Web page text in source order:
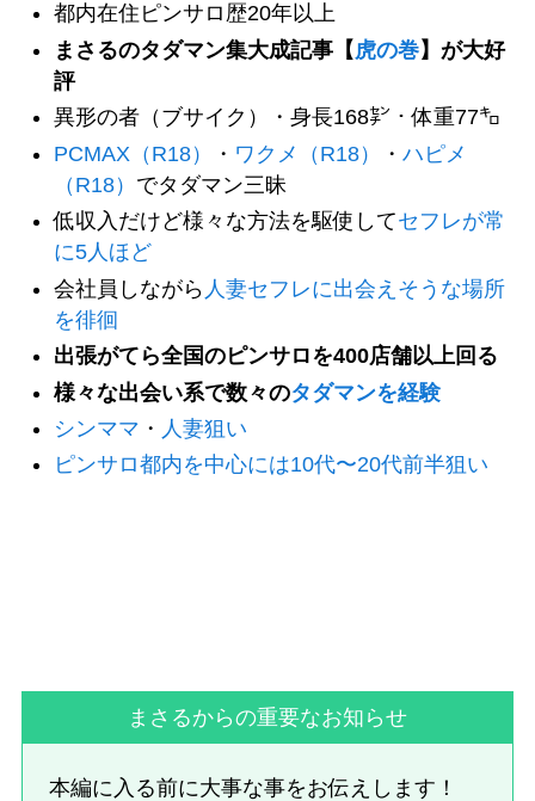
都内在住ピンサロ歴20年以上
まさるのタダマン集大成記事【 虎の巻】が大好
評
異形の者（ブサイク）・身長168㌢・体重77㌔
PCMAX（R18）
・ ワクメ（R18） ・ ハピメ
（R18） でタダマン三昧
低収入だけど様々な方法を駆使してセフレが常
に5人ほど
会社員しながら 人妻セフレに出会えそうな場所
を徘徊
出張がてら全国のピンサロを400店舗以上回る
様々な出会い系で数々のタダマンを経験
シンママ ・ 人妻狙い
ピンサロ都内を中心には10代〜20代前半狙い
まさるからの重要なお知らせ
本編に入る前に大事な事をお伝えします！